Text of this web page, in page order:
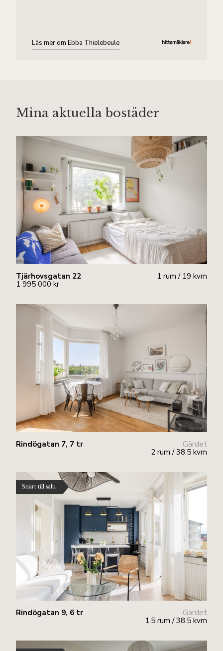
Läs mer om Ebba Thielebeule
Mina aktuella bostäder
Tjärhovsgatan 22
1 995 000 kr
1 rum / 19 kvm
Rindögatan 7, 7 tr
Gärdet
2 rum / 38.5 kvm
Snart till salu
Rindögatan 9, 6 tr
Gärdet
1.5 rum / 38.5 kvm